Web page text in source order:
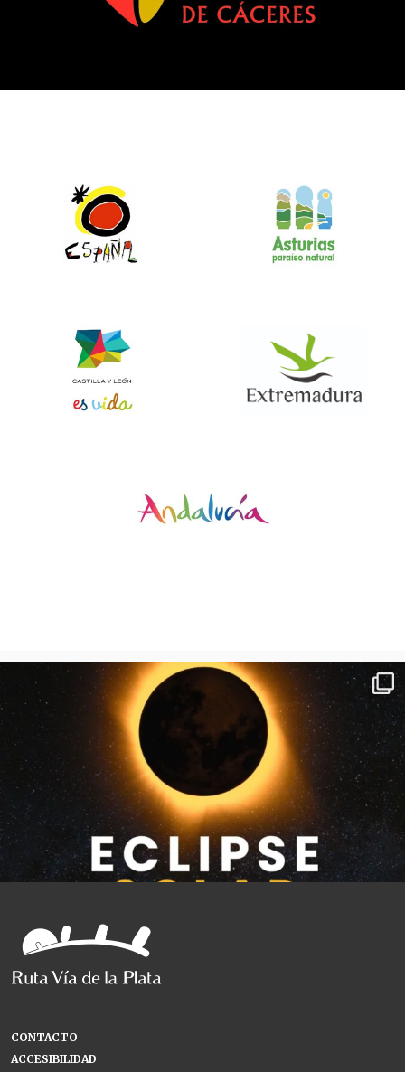
CONTACTO
ACCESIBILIDAD